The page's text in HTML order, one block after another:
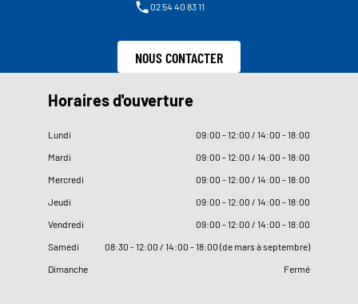
02 54 40 83 11
NOUS CONTACTER
Horaires d'ouverture
Lundi 09:00 - 12:00 / 14:00 - 18:00
Mardi
09:00 - 12:00 / 14:00 - 18:00
Mercredi
09:00 - 12:00 / 14:00 - 18:00
Jeudi
09:00 - 12:00 / 14:00 - 18:00
Vendredi
09:00 - 12:00 / 14:00 - 18:00
Samedi
08:30 - 12:00 / 14:00 - 18:00 (de mars à septembre)
Dimanche
Fermé